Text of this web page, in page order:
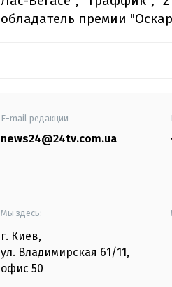
обладатель премии
E-mail редакции
news24@24tv.com.ua
Мы здесь:
г. Киев,
ул. Владимирская 61/11,
офис 50